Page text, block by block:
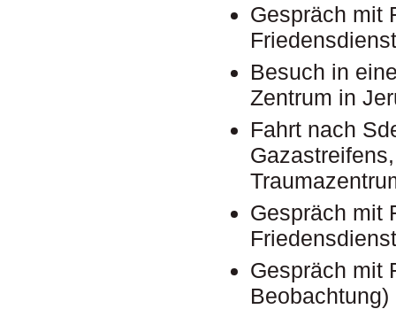
Gespräch mit
Besuch in
Zentrum in
Fahrt nach
Gespräch mit
Gespräch mit
Beobachtung)